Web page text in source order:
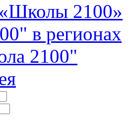
2100»
в регионах
2100"